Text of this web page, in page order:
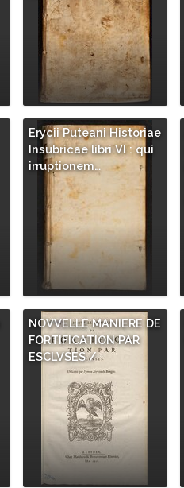
Erycii Puteani Historiae
Insubricae libri VI : qui
irruptionem…
NOVVELLE MANIERE DE
FORTIFICATION PAR
ESCLVSES /